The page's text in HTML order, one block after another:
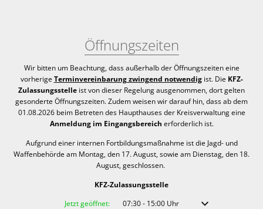
Öffnungszeiten
Wir bitten um Beachtung, dass außerhalb der Öffnungszeiten eine
vorherige Terminvereinbarung zwingend notwendigist. Die KFZ-
Zulassungsstelle ist von dieser Regelung ausgenommen, dort gelten
gesonderte Öffnungszeiten. Zudem weisen wir darauf hin, dass ab dem
01.08.2026 beim Betreten des Haupthauses der Kreisverwaltung eine
Anmeldung im Eingangsbereich erforderlich ist.
Aufgrund einer internen Fortbildungsmaßnahme ist die Jagd- und
Waffenbehörde am Montag, den 17. August, sowie am Dienstag, den 18.
August, geschlossen.
KFZ-Zulassungsstelle
Klicken, um weitere Öffnungs- oder Schließzeiten auszublenden
Jetzt geöffnet: 07:30- 15:00Uhr Von 07:30 bis 15:00